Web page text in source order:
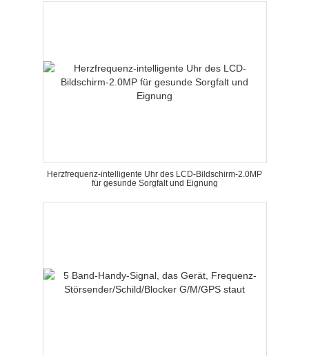
Herzfrequenz-intelligente Uhr des LCD-Bildschirm-2.0MP
für gesunde Sorgfalt und Eignung